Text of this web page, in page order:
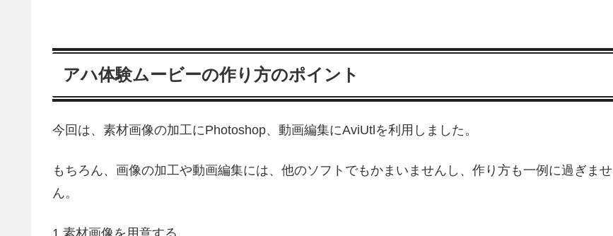
アハ体験ムービーの作り方のポイント
今回は、素材画像の加工にPhotoshop、動画編集にAviUtlを利用しました。
もちろん、画像の加工や動画編集には、他のソフトでもかまいませんし、作り方も一例に過ぎませ
ん。